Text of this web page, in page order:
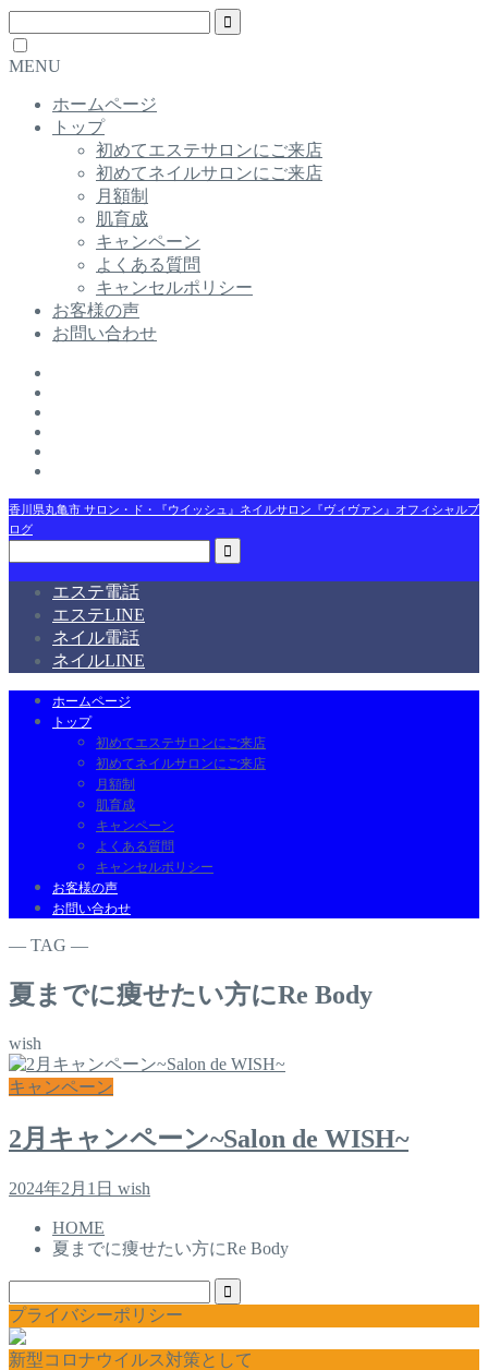
MENU
ホームページ
トップ
初めてエステサロンにご来店
初めてネイルサロンにご来店
月額制
肌育成
キャンペーン
よくある質問
キャンセルポリシー
お客様の声
お問い合わせ
香川県丸亀市 サロン・ド・『ウイッシュ』ネイルサロン『ヴィヴァン』オフィシャルブ
ログ
エステ電話
エステLINE
ネイル電話
ネイルLINE
ホームページ
トップ
初めてエステサロンにご来店
初めてネイルサロンにご来店
月額制
肌育成
キャンペーン
よくある質問
キャンセルポリシー
お客様の声
お問い合わせ
― TAG ―
夏までに痩せたい方にRe Body
wish
キャンペーン
2月キャンペーン~Salon de WISH~
2024年2月1日 wish
HOME
夏までに痩せたい方にRe Body
プライバシーポリシー
新型コロナウイルス対策として